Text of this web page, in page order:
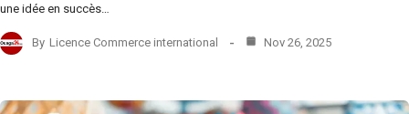
une idée en succès…
By Licence Commerce international Nov 26, 2025